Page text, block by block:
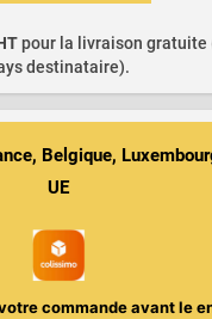
pour la livraison gratuite
destinataire).
Belgique,
UE
commande avant le